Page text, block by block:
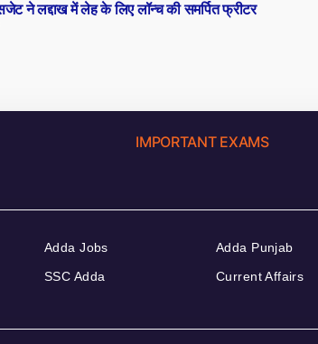
post:
ने लद्दाख में लेह के लिए लॉन्च की समर्पित फ्रीटर
IMPORTANT EXAMS
Adda Jobs
SSC Adda
Adda Punjab
Current Affairs